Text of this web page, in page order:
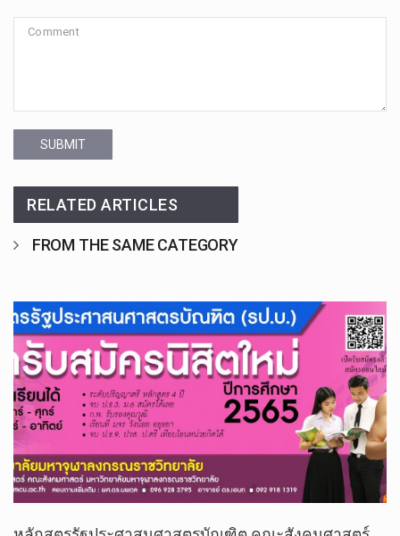
SUBMIT
RELATED ARTICLES
FROM THE SAME CATEGORY